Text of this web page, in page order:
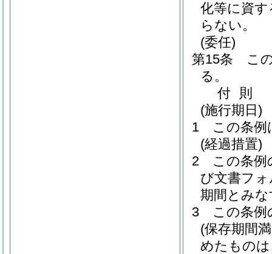
化等に資
らない。
(委任)
第15条
こ
る。
付 則
(施行期日)
1
この条例
(経過措置)
2
この条例
び文書フ
期間とみな
3
この条例
(保存期間
めたもの